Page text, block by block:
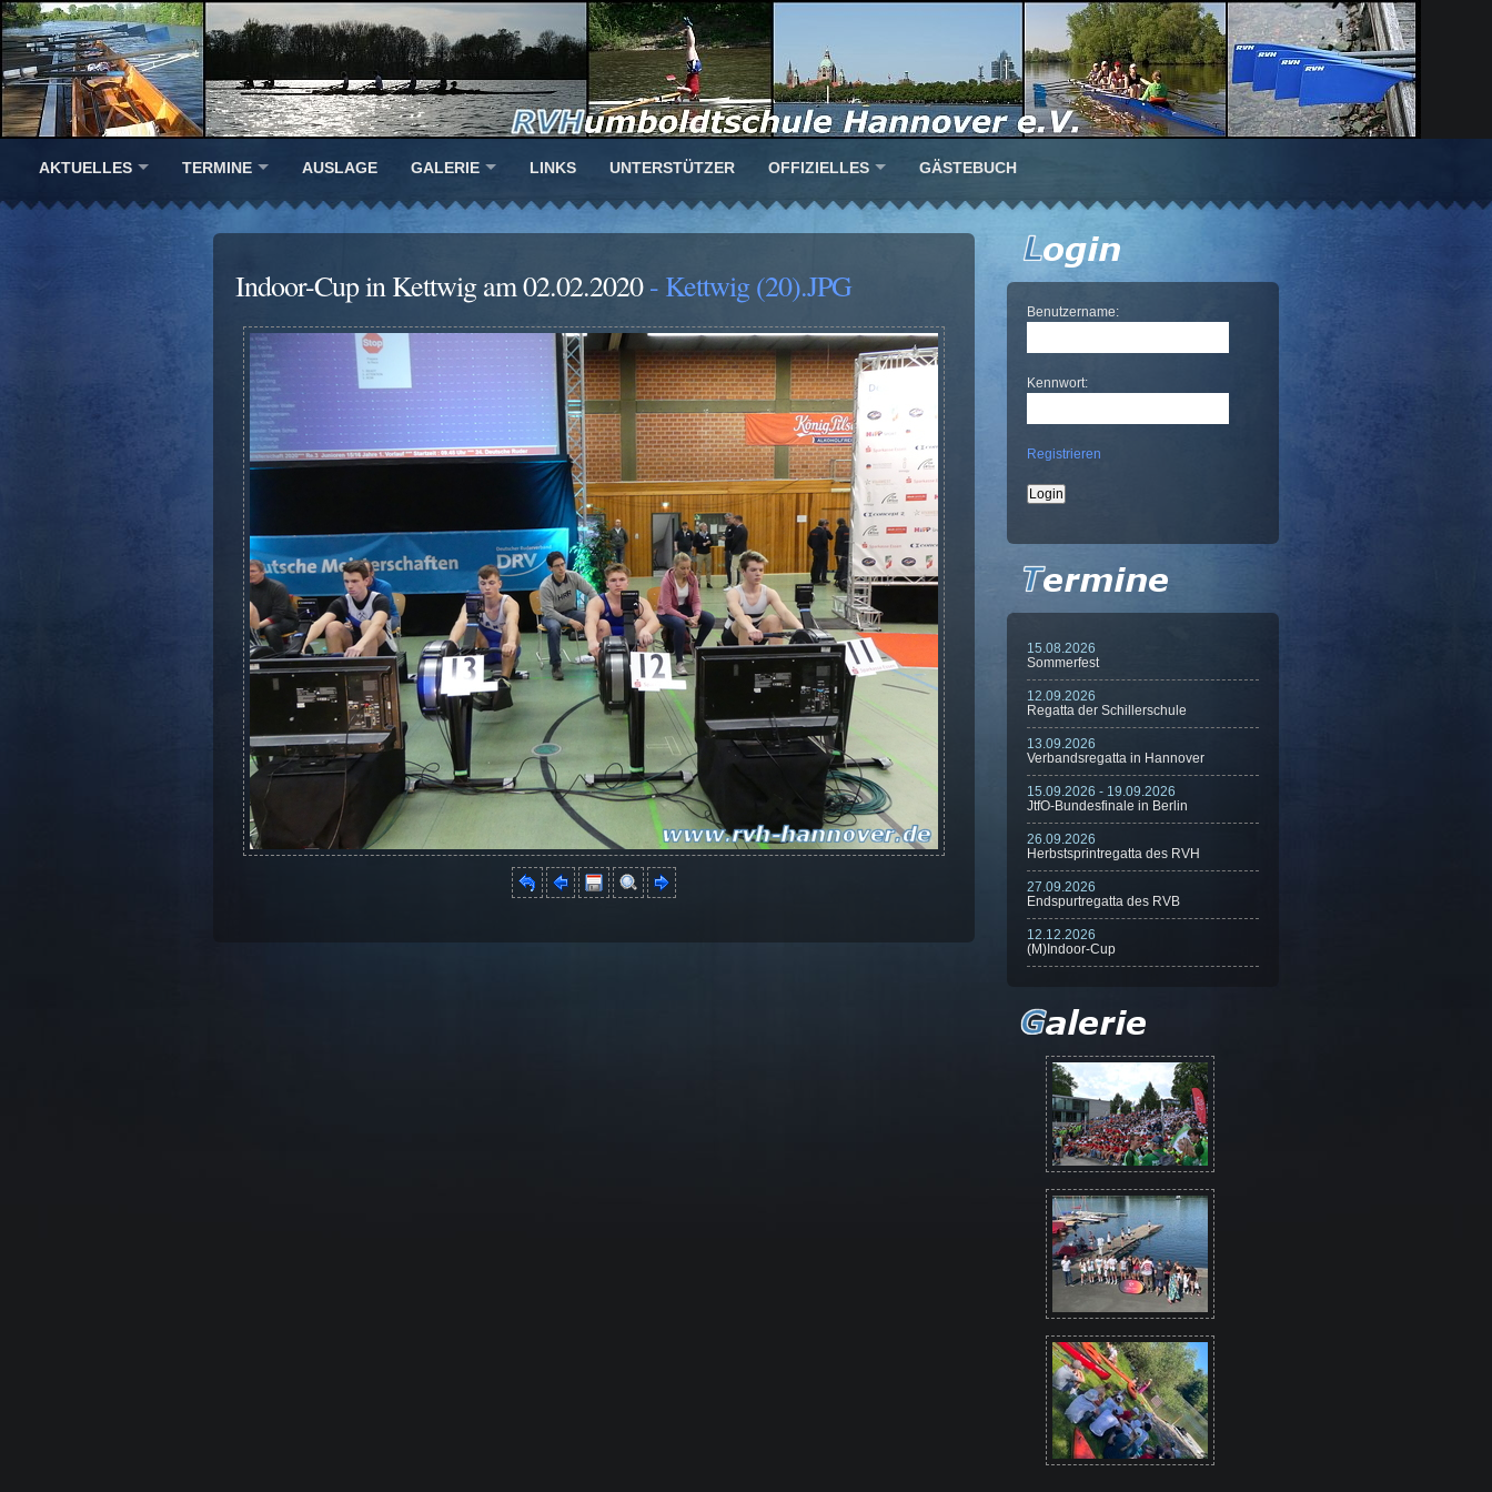
AKTUELLES TERMINE AUSLAGE GALERIE LINKS UNTERSTÜTZER OFFIZIELLES GÄSTEBUCH
Indoor-Cup in Kettwig am 02.02.2020- Kettwig (20).JPG
Benutzername:
Kennwort:
Registrieren
15.08.2026
Sommerfest
12.09.2026
Regatta der Schillerschule
13.09.2026
Verbandsregatta in Hannover
15.09.2026 - 19.09.2026
JtfO-Bundesfinale in Berlin
26.09.2026
Herbstsprintregatta des RVH
27.09.2026
Endspurtregatta des RVB
12.12.2026
(M)Indoor-Cup